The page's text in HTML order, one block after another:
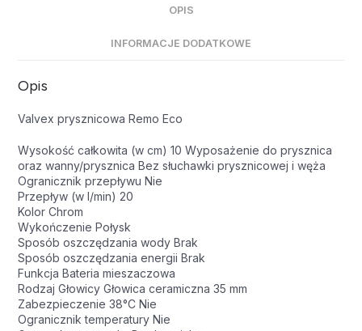
OPIS
INFORMACJE DODATKOWE
Opis
Valvex prysznicowa Remo Eco
Wysokość całkowita (w cm) 10 Wyposażenie do prysznica
oraz wanny/prysznica Bez słuchawki prysznicowej i węża
Ogranicznik przepływu Nie
Przepływ (w l/min) 20
Kolor Chrom
Wykończenie Połysk
Sposób oszczędzania wody Brak
Sposób oszczędzania energii Brak
Funkcja Bateria mieszaczowa
Rodzaj Głowicy Głowica ceramiczna 35 mm
Zabezpieczenie 38°C Nie
Ogranicznik temperatury Nie